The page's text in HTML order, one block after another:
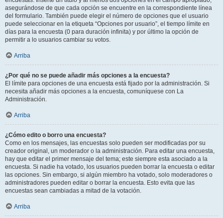
asegurándose de que cada opción se encuentre en la correspondiente línea
del formulario. También puede elegir el número de opciones que el usuario
puede seleccionar en la etiqueta “Opciones por usuario”, el tiempo límite en
días para la encuesta (0 para duración infinita) y por último la opción de
permitir a lo usuarios cambiar su votos.
Arriba
¿Por qué no se puede añadir más opciones a la encuesta?
El límite para opciones de una encuesta está fijado por la administración. Si
necesita añadir más opciones a la encuesta, comuníquese con La
Administración.
Arriba
¿Cómo edito o borro una encuesta?
Como en los mensajes, las encuestas solo pueden ser modificadas por su
creador original, un moderador o la administración. Para editar una encuesta,
hay que editar el primer mensaje del tema; este siempre esta asociado a la
encuesta. Si nadie ha votado, los usuarios pueden borrar la encuesta o editar
las opciones. Sin embargo, si algún miembro ha votado, solo moderadores o
administradores pueden editar o borrar la encuesta. Esto evita que las
encuestas sean cambiadas a mitad de la votación.
Arriba